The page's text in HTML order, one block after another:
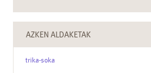
AZKEN ALDAKETAK
trika-soka